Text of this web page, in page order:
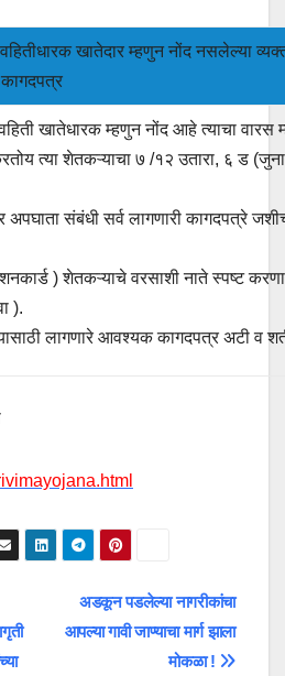
खातेदार म्हणुन नोंद नसलेल्या
कागदपत्र
खातेधारक म्हणुन नोंद आहे त्याचा वारस
त्या शेतकऱ्याचा ७ /१२ उतारा, ६ ड (जुना
अपघाता संबंधी सर्व लागणारी कागदपत्रे
) शेतकऱ्याचे वरसाशी नाते स्पष्ट
).
लागणारे आवश्यक कागदपत्र अटी व
अडकून पडलेल्या नागरीकांचा
आपल्या गावी जाण्याचा मार्ग झाला
मोकळा !